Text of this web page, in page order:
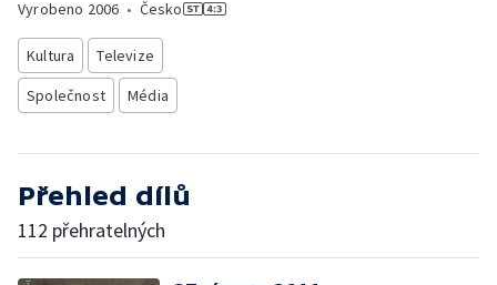
Vyrobeno 2006 • Česko
Kultura
Televize
Společnost
Média
Přehled dílů
112 přehratelných